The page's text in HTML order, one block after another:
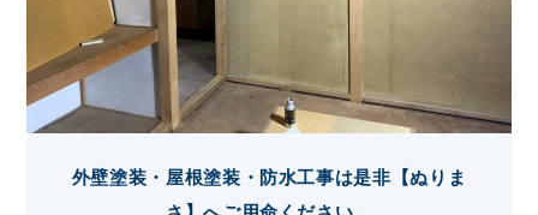
外壁塗装・屋根塗装・防水工事は是非【ぬりま